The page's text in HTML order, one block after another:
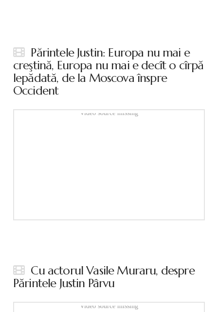
Părintele Justin: Europa nu mai e
creştină, Europa nu mai e decît o cîrpă
lepădată, de la Moscova înspre
Occident
Video source missing
Cu actorul Vasile Muraru, despre
Părintele Justin Pârvu
Video source missing